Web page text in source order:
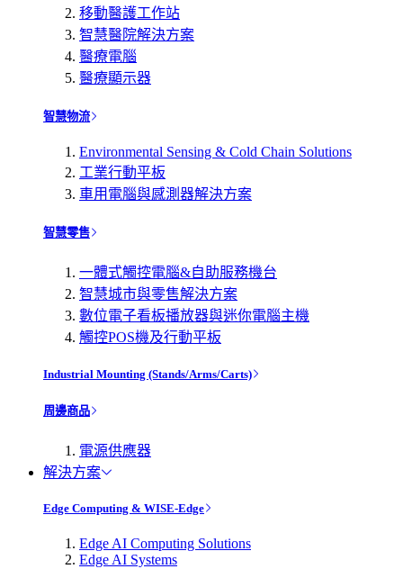
移動醫護工作站
智慧醫院解決方案
醫療電腦
醫療顯示器
智慧物流
Environmental Sensing & Cold Chain Solutions
工業行動平板
車用電腦與感測器解決方案
智慧零售
一體式觸控電腦&自助服務機台
智慧城市與零售解決方案
數位電子看板播放器與迷你電腦主機
觸控POS機及行動平板
Industrial Mounting (Stands/Arms/Carts)
周邊商品
電源供應器
解決方案
Edge Computing & WISE-Edge
Edge AI Computing Solutions
Edge AI Systems